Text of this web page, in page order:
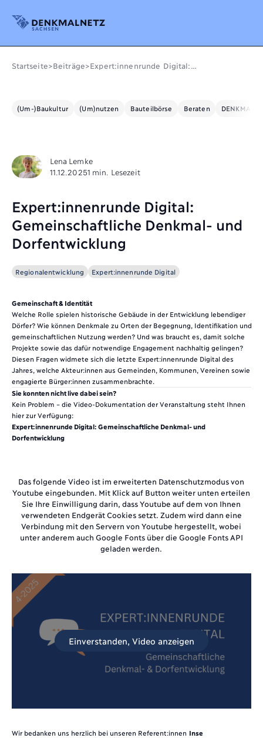
Denkmalnetz Sachsen
Startseite>Beiträge>Expert:innenrunde Digital:
(Um-)Baukultur (Um)nutzen Bauteilbörse Beraten DENKMALE
Lena Lemke
11.12.20251 min. Lesezeit
Expert:innenrunde Digital:
Gemeinschaftliche Denkmal- und
Dorfentwicklung
Regionalentwicklung Expert:innenrunde Digital
Gemeinschaft & Identität
Welche Rolle spielen historische Gebäude in der Entwicklung lebendiger
Dörfer? Wie können Denkmale zu Orten der Begegnung, Identifikation und
gemeinschaftlichen Nutzung werden? Und was braucht es, damit solche
Projekte sowie das dafür notwendige Engagement nachhaltig gelingen?
Diesen Fragen widmete sich die letzte Expert:innenrunde Digital des
Jahres, welche Akteur:innen aus Gemeinden, Kommunen, Vereinen sowie
engagierte Bürger:innen zusammenbrachte.
Sie konnten nicht live dabei sein?
Kein Problem – die Video-Dokumentation der Veranstaltung steht Ihnen
hier zur Verfügung:
Expert:innenrunde Digital: Gemeinschaftliche Denkmal- und
Dorfentwicklung
Das folgende Video ist im erweiterten Datenschutzmodus von
Youtube eingebunden. Mit Klick auf Button weiter unten erteilen
Sie Ihre Einwilligung darin, dass Youtube auf dem von Ihnen
verwendeten Endgerät Cookies setzt. Zudem wird dann eine
Verbindung mit den Servern von Youtube hergestellt, wobei
unter anderem auch Google Fonts über die Google Fonts API
geladen werden.
Einverstanden, Video anzeigen
Wir bedanken uns herzlich bei unseren Referent:innen Inse